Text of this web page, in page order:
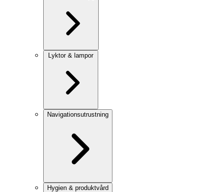
Lyktor & lampor
Navigationsutrustning
Hygien & produktvård